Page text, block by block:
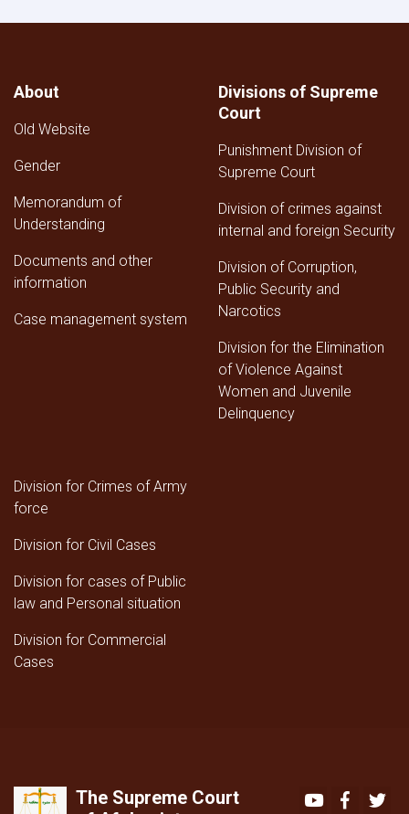
and
Palestine.
About
Old Website
Gender
Memorandum of
Understanding
Documents and other
information
Case management system
Divisions of Supreme
Court
Punishment Division of
Supreme Court
Division of crimes against
internal and foreign Security
Division of Corruption,
Public Security and
Narcotics
Division for the Elimination
of Violence Against
Women and Juvenile
Delinquency
Division for Crimes of Army
force
Division for Civil Cases
Division for cases of Public
law and Personal situation
Division for Commercial
Cases
The Supreme Court
Youtube